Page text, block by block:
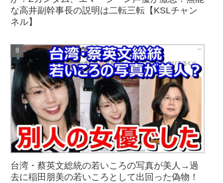
な高井副幹事長の説明は二転三転【KSLチャン
ネル】
台湾・蔡英文総統の若いころの写真が美人→過
去に稲田朋美の若いころとして出回った偽物！